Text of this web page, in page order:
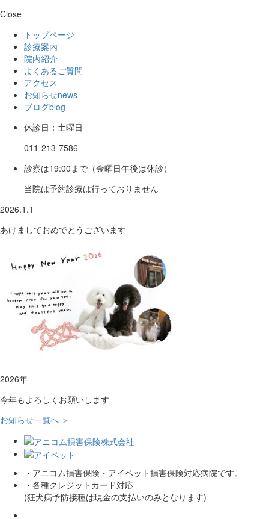
Close
トップページ
診療案内
院内紹介
よくあるご質問
アクセス
お知らせnews
ブログblog
休診日：土曜日
011-213-7586
診察は19:00まで（金曜日午後は休診）
当院は予約診療は行っておりません
2026.1.1
あけましておめでとうございます
2026年
今年もよろしくお願いします
お知らせ一覧へ ＞
・アニコム損害保険・アイペット損害保険対応病院です。
・各種クレジットカード対応
(狂犬病予防接種は現金の支払いのみとなります)